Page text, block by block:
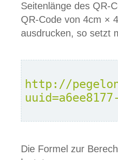
Seitenlänge des QR-
QR-Code von 4cm ×
ausdrucken, so setzt
http://
Die Formel zur